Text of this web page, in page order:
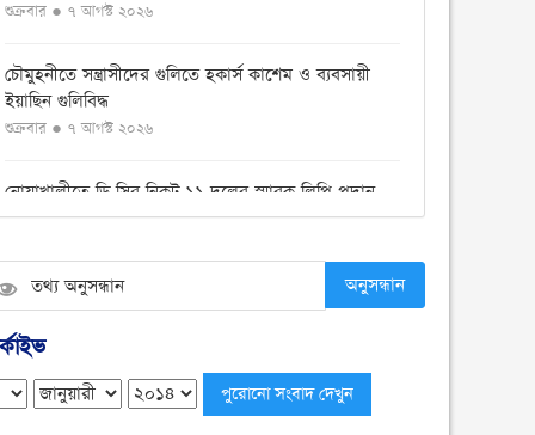
শুক্রবার ● ৭ আগস্ট ২০২৬
চৌমুহনীতে সন্ত্রাসীদের গুলিতে হকার্স কাশেম ও ব্যবসায়ী
ইয়াছিন গুলিবিদ্ধ
শুক্রবার ● ৭ আগস্ট ২০২৬
নোয়াখালীতে ডি সির নিকট ১১ দলের স্মারক লিপি প্রদান
বৃহস্পতিবার ● ৬ আগস্ট ২০২৬
বেগমগঞ্জে ১১ দলীয় ঐক্যের বিক্ষোভ সমাবেশ ও গণমিছিল
অনুষ্ঠিত
বুধবার ● ৫ আগস্ট ২০২৬
চেয়ারম্যান পদে জনপ্রিয়তার শীর্ষে এম শহীদ
অনুসন্ধান